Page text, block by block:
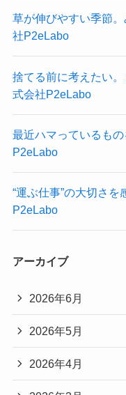
草が伸びやすい季節
社P2eLabo
捨てる前に考えたい
式会社P2eLabo
最近ハマっているも
P2eLabo
“運ぶ仕事”の大切さ
P2eLabo
アーカイブ
2026年6月
2026年5月
2026年4月